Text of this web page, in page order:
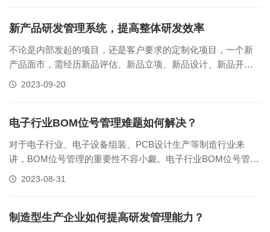
研发管理系统能够整合......
新产品研发管理系统，提高整体研发效率
不论是内部发起的项目，还是客户要求的定制化项目，一个新
产品面市，需经历新品评估、新品立项、新品设计、新品开
发、样品送样、样品承认等环节。 只要有一个环节错漏、进度
跨部门配合、进度追踪、资源......
2023-09-20
电子行业BOM位号管理难题如何解决？
对于电子行业、电子设备组装、PCB设计生产等制造行业来
讲，BOM位号管理的重要性不容小觑。电子行业BOM位号管理
可以标识每个元器件、每个子件在BOM中的唯一位置，以确保
BOM上维护好位号......
2023-08-31
制造型生产企业如何提高研发管理能力？